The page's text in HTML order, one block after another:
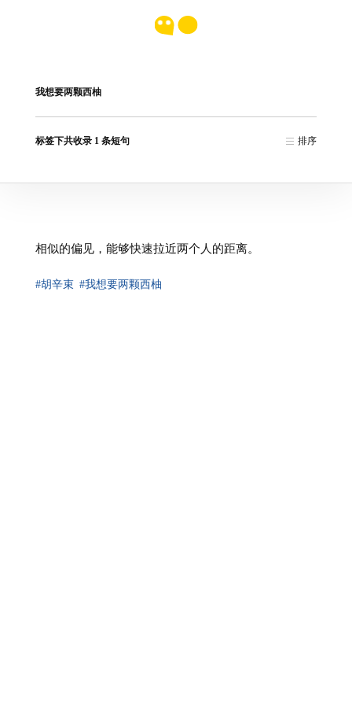
我想要两颗西柚
标签下共收录 1 条短句 排序
相似的偏见，能够快速拉近两个人的距离。
#胡辛束 #我想要两颗西柚